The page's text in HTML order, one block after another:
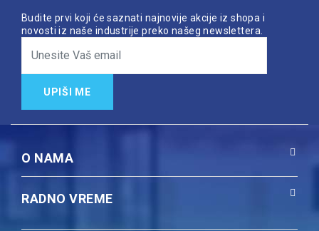
Budite prvi koji će saznati najnovije akcije iz shopa i
novosti iz naše industrije preko našeg newslettera.
UPIŠI ME
O NAMA
RADNO VREME